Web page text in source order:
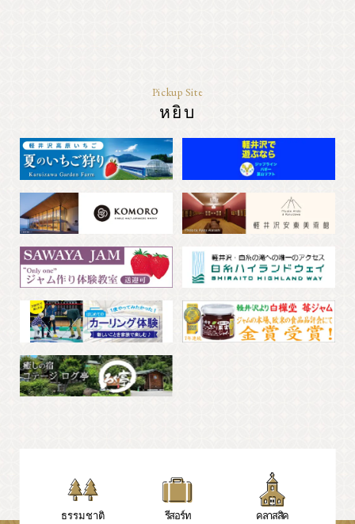
รายการโบรชัวร์
แกลเลอรี่ภาพ
สมาชิกสมาคมอื่นๆ
ศูนย์ข้อมูลการท่องเที่ยว
เกี่ยวกับสมาคมการท่องเที่ยว
ข้อมูลการโฆษณาแบนเนอร์
สอบถามรายละเอียดเพิ่มเติม
นโยบายความเป็นส่วนตัว
PR
Pickup Site
หยิบ
ธรรมชาติ รีสอร์ท คลาสสิค